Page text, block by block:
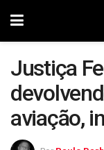
Justiça
aviação,